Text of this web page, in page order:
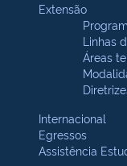
Extensão
Linhas
Áreas
Internacional
Egressos
Assistência